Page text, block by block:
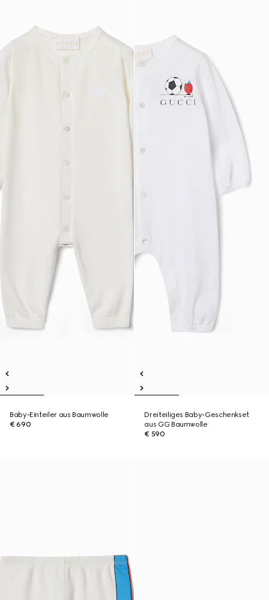
Baby-Einteiler aus Baumwolle
€ 690
Dreiteiliges Baby-Geschenkset
aus GG Baumwolle
€ 590